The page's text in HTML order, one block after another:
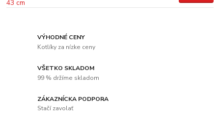
VÝHODNÉ CENY
Kotlíky za nízke ceny
VŠETKO SKLADOM
99 % držíme skladom
ZÁKAZNÍCKA PODPORA
Stačí zavolať